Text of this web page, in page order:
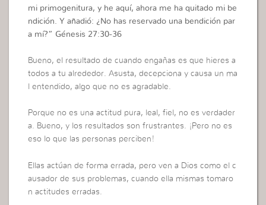
mi primogenitura, y he aquí, ahora me ha quitado mi be
ndición. Y añadió: ¿No has reservado una bendición par
a mí?” Génesis 27:30-36
Bueno, el resultado de cuando engañas es que hieres a
todos a tu alrededor. Asusta, decepciona y causa un ma
l entendido, algo que no es agradable.
Porque no es una actitud pura, leal, fiel, no es verdader
a. Bueno, y los resultados son frustrantes. ¡Pero no es
eso lo que las personas perciben!
Ellas actúan de forma errada, pero ven a Dios como el c
ausador de sus problemas, cuando ella mismas tomaro
n actitudes erradas.